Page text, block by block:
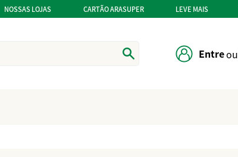
NOSSAS LOJAS CARTÃO ARASUPER LEVE MAIS
Entreou